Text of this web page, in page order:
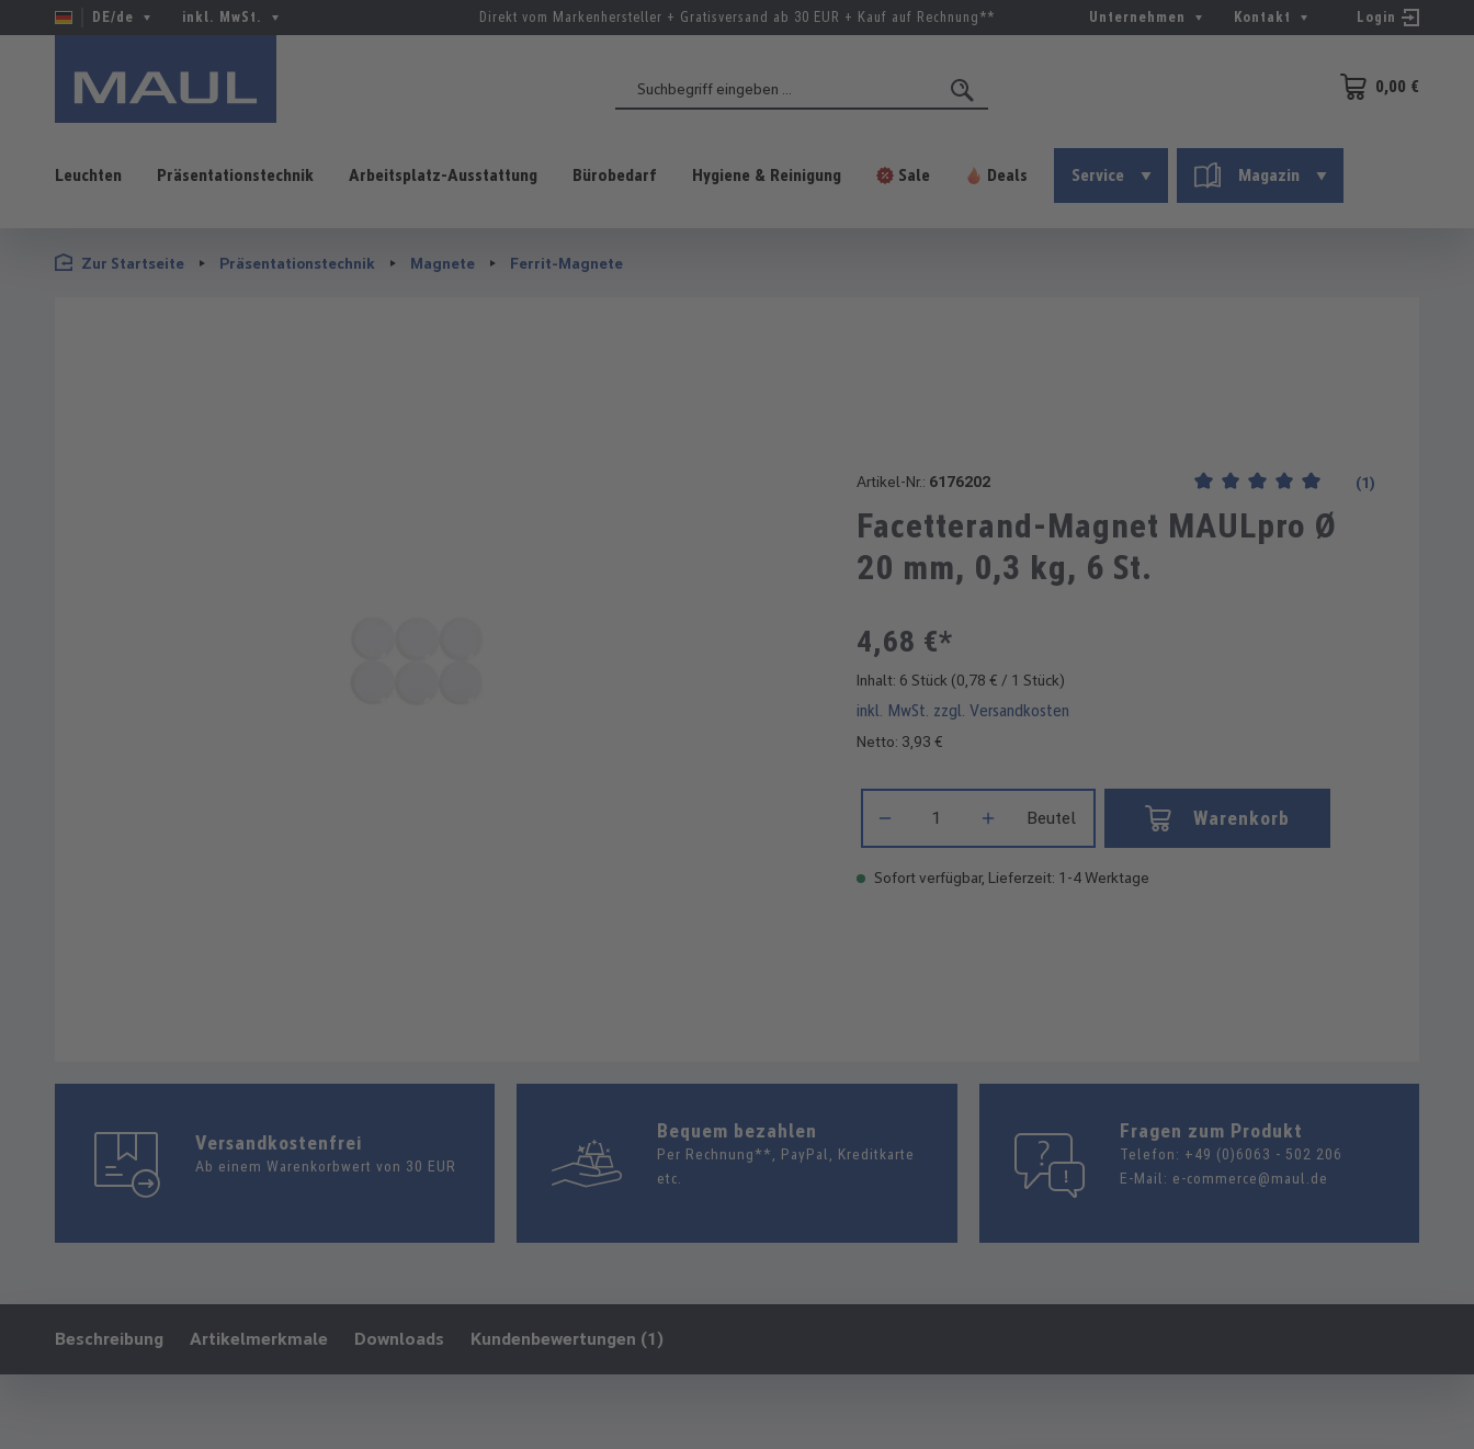
Hauptinhalt springen
Zur Suche springen
Zur Hauptnavigation springen
DE/de inkl. MwSt. Direkt vom Markenhersteller + Gratisversand ab 30 EUR + Kauf auf Rechnung** Unternehmen Kontakt Login
0,00 €
Warenkorb
Leuchten Präsentationstechnik Arbeitsplatz-Ausstattung Bürobedarf Hygiene & Reinigung Sale Service Magazin
Deals
Zur Startseite Präsentationstechnik Magnete Ferrit-Magnete
Artikel-Nr.: 6176202
Durchschnittliche Bewertung von 5
(1)
Facetterand-Magnet MAULpro Ø
20 mm, 0,3 kg, 6 St.
4,68 €*
Inhalt: 6 Stück (0,78 € / 1 Stück)
inkl. MwSt. zzgl. Versandkosten
Netto: 3,93 €
Beutel Warenkorb
Sofort verfügbar, Lieferzeit: 1-4 Werktage
Versandkostenfrei
Ab einem Warenkorbwert von 30 EUR
Bequem bezahlen
Per Rechnung**, PayPal, Kreditkarte
etc.
Fragen zum Produkt
Telefon: +49 (0)6063 - 502 206
E-Mail: e-commerce@maul.de
Ankerlink:
Beschreibung Artikelmerkmale Downloads Kundenbewertungen (1)